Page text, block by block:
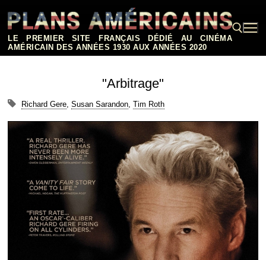
contenu
LE PREMIER SITE FRANÇAIS DÉDIÉ AU CINÉMA
AMÉRICAIN DES ANNÉES 1930 AUX ANNÉES 2020
Rechercher :
"Arbitrage"
Richard Gere, Susan Sarandon, Tim Roth